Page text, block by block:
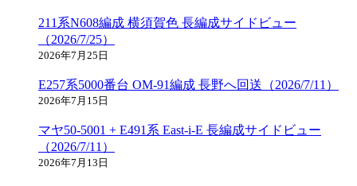
211系N608編成 横須賀色 長編成サイドビュー
（2026/7/25）
2026年7月25日
E257系5000番台 OM-91編成 長野へ回送（2026/7/11）
2026年7月15日
マヤ50-5001 + E491系 East-i-E 長編成サイドビュー
（2026/7/11）
2026年7月13日